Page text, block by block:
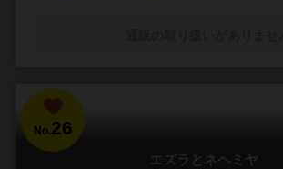
No.26
エズラとネヘミヤ